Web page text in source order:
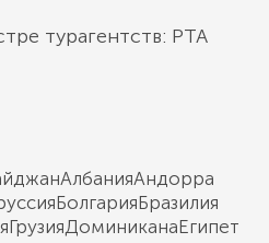
турагентств: РТА
АлбанияАндорра
БолгарияБразилия
ГрузияДоминиканаЕгипет